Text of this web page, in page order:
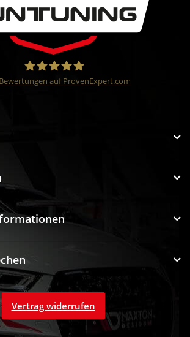
Bewertungen auf ProvenExpert.com
Vertrag widerrufen